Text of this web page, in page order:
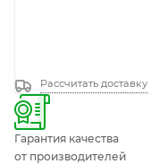
Рассчитать доставку
Гарантия качества
от производителей